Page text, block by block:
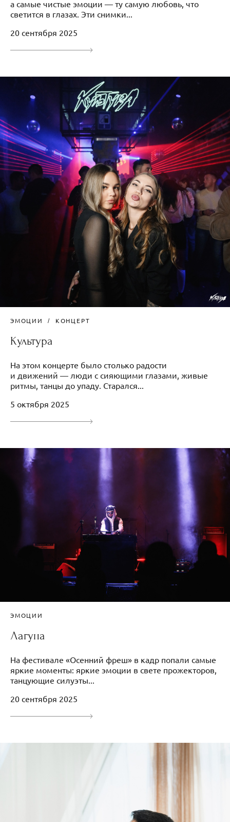
а самые чистые эмоции — ту самую любовь, что
светится в глазах. Эти снимки...
20 сентября 2025
ЭМОЦИИ КОНЦЕРТ
Культура
На этом концерте было столько радости
и движений — люди с сияющими глазами, живые
ритмы, танцы до упаду. Старался...
5 октября 2025
ЭМОЦИИ
Лагуна
На фестивале «Осенний фреш» в кадр попали самые
яркие моменты: яркие эмоции в свете прожекторов,
танцующие силуэты...
20 сентября 2025